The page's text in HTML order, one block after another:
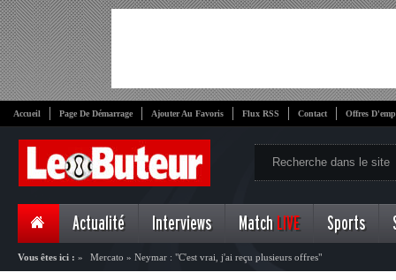
Accueil Page De Démarrage Ajouter Au Favoris Flux RSS Contact Offres
Actualité Interviews Match LIVE Sports
Vous êtes ici : » Mercato » Neymar : "C'est vrai, j'ai reçu plusieurs offres"